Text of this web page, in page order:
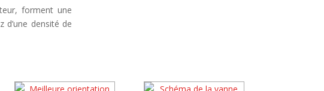
forment une
densité de